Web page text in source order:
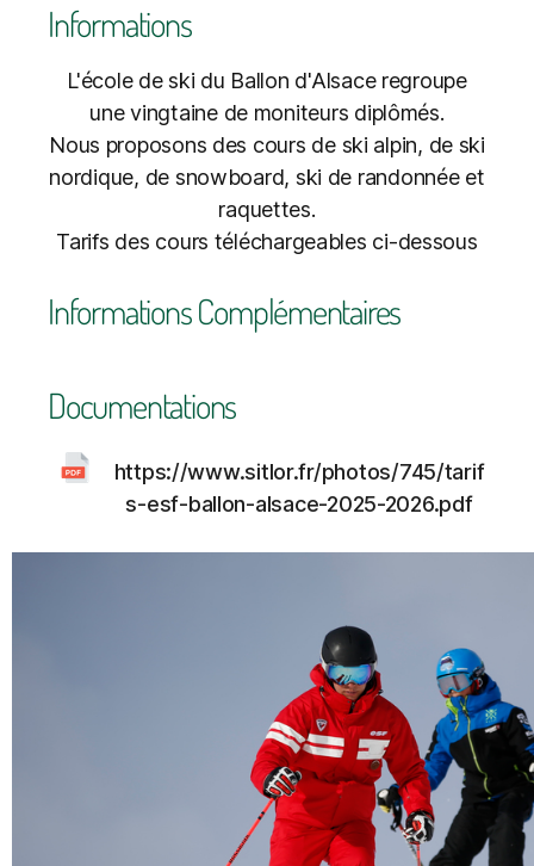
Informations
L'école de ski du Ballon d'Alsace regroupe
une vingtaine de moniteurs diplômés.
Nous proposons des cours de ski alpin, de ski
nordique, de snowboard, ski de randonnée et
raquettes.
Tarifs des cours téléchargeables ci-dessous
Informations Complémentaires
Documentations
https://www.sitlor.fr/photos/745/tarif
s-esf-ballon-alsace-2025-2026.pdf